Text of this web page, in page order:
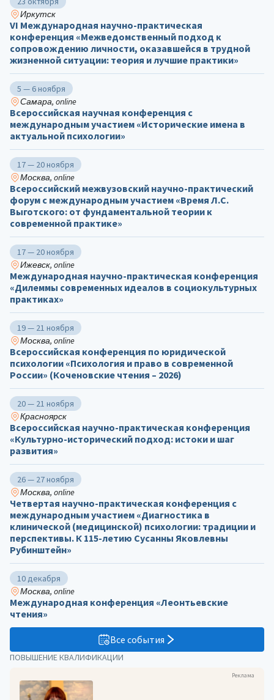
ПОВЫШЕНИЕ КВАЛИФИКАЦИИ
Реклама
Иркутск
VI Международная научно-практическая
конференция «Межведомственный подход к
сопровождению личности, оказавшейся в трудной
жизненной ситуации: теория и лучшие практики»
5 — 6 ноября
Самара, online
Всероссийская научная конференция с
международным участием «Исторические имена в
актуальной психологии»
17 — 20 ноября
Москва, online
Всероссийский межвузовский научно-практический
форум с международным участием «Время Л.С.
Выготского: от фундаментальной теории к
современной практике»
17 — 20 ноября
Ижевск, online
Международная научно-практическая конференция
«Дилеммы современных идеалов в социокультурных
практиках»
19 — 21 ноября
Москва, online
Всероссийская конференция по юридической
психологии «Психология и право в современной
России» (Коченовские чтения – 2026)
20 — 21 ноября
Красноярск
Всероссийская научно-практическая конференция
«Культурно-исторический подход: истоки и шаг
развития»
26 — 27 ноября
Москва, online
Четвертая научно-практическая конференция с
международным участием «Диагностика в
клинической (медицинской) психологии: традиции и
перспективы. К 115-летию Сусанны Яковлевны
Рубинштейн»
10 декабря
Москва, online
Международная конференция «Леонтьевские
чтения»
Все события